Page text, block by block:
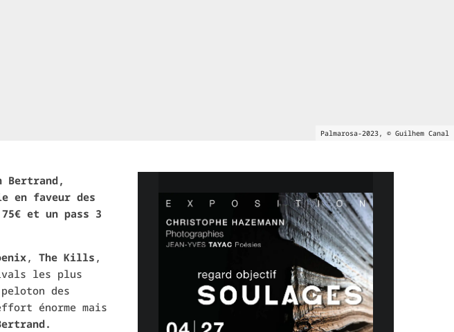
Palmarosa-2023, © Guilhem Canal
Bertrand,
en faveur des
et un pass 3
, The Kills ,
les plus
des
énorme mais